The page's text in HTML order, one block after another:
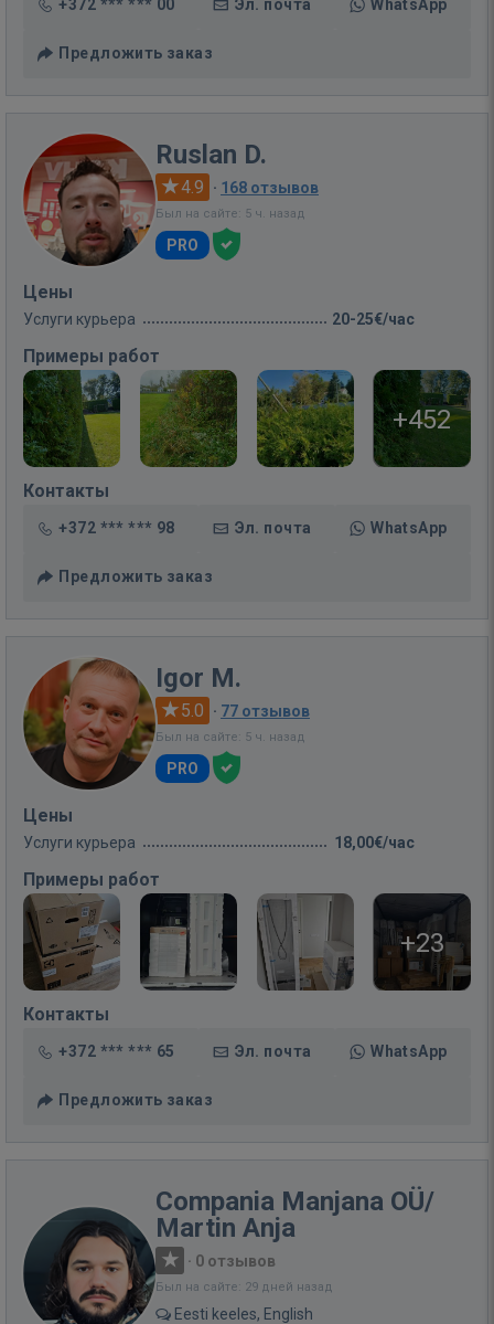
+372 *** *** 00 Эл. почта WhatsApp
Предложить заказ
Ruslan D.
4.9 · 168 отзывов
Был на сайте: 5 ч. назад
PRO
Цены
Услуги курьера 20-25€/час
Примеры работ
+452
Контакты
+372 *** *** 98 Эл. почта WhatsApp
Предложить заказ
Igor M.
5.0 · 77 отзывов
Был на сайте: 5 ч. назад
PRO
Цены
Услуги курьера 18,00€/час
Примеры работ
+23
Контакты
+372 *** *** 65 Эл. почта WhatsApp
Предложить заказ
Compania Manjana OÜ/
Martin Anja
· 0 отзывов
Был на сайте: 29 дней назад
Eesti keeles, English